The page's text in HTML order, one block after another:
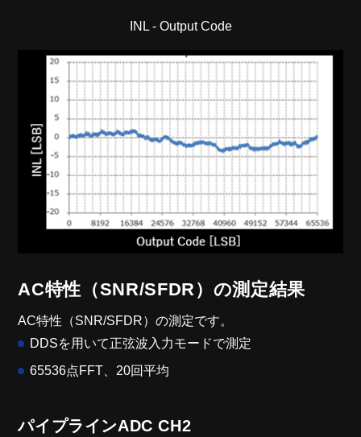
INL - Output Code
AC特性（SNR/SFDR）の測定結果
AC特性（SNR/SFDR）の測定です。
DDSを用いて正弦波入力モードで測定
65536点FFT、20回平均
パイプラインADC CH2